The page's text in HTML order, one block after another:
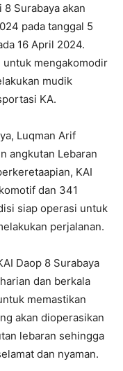
Surabaya akan
pada tanggal 5
16 April 2024.
untuk mengakomodir
mudik
KA.
Luqman Arif
angkutan Lebaran
KAI
dan 341
siap operasi untuk
perjalanan.
Daop 8 Surabaya
dan berkala
memastikan
akan dioperasikan
lebaran sehingga
dan nyaman.